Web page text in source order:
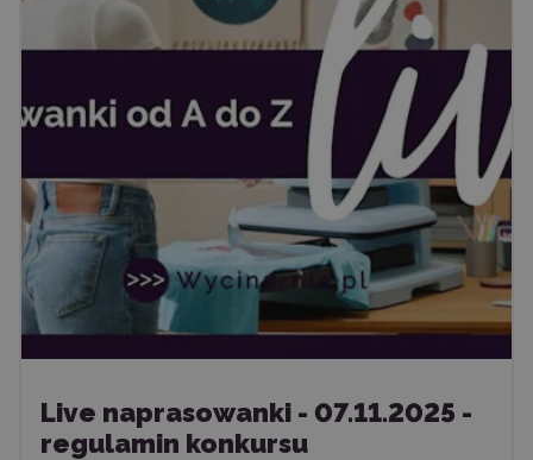
Live naprasowanki - 07.11.2025 -
regulamin konkursu